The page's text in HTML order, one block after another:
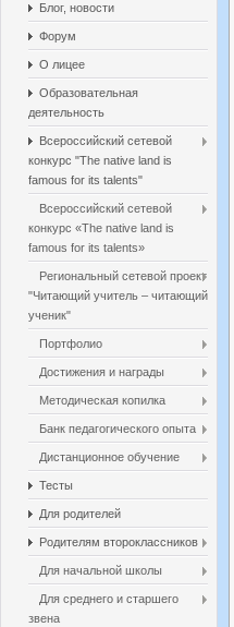
Блог, новости
Форум
О лицее
Образовательная
деятельность
Всероссийский сетевой
конкурс "The native land is
famous for its talents"
Всероссийский сетевой
конкурс «The native land is
famous for its talents»
Региональный сетевой проект
"Читающий учитель – читающий
ученик"
Портфолио
Достижения и награды
Методическая копилка
Банк педагогического опыта
Дистанционное обучение
Тесты
Для родителей
Родителям второклассников
Для начальной школы
Для среднего и старшего
звена